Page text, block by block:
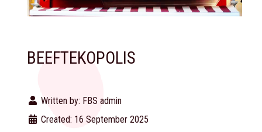
BEEFTEKOPOLIS
Written by: FBS admin
Created: 16 September 2025